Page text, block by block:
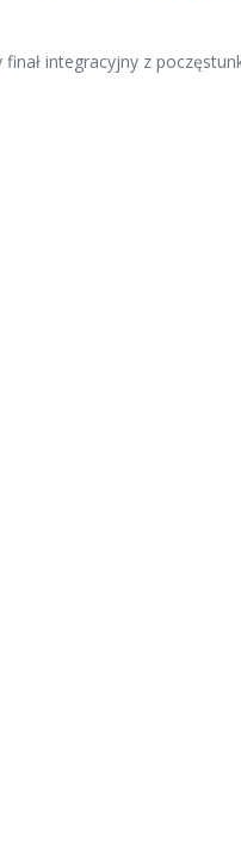
integracyjny z